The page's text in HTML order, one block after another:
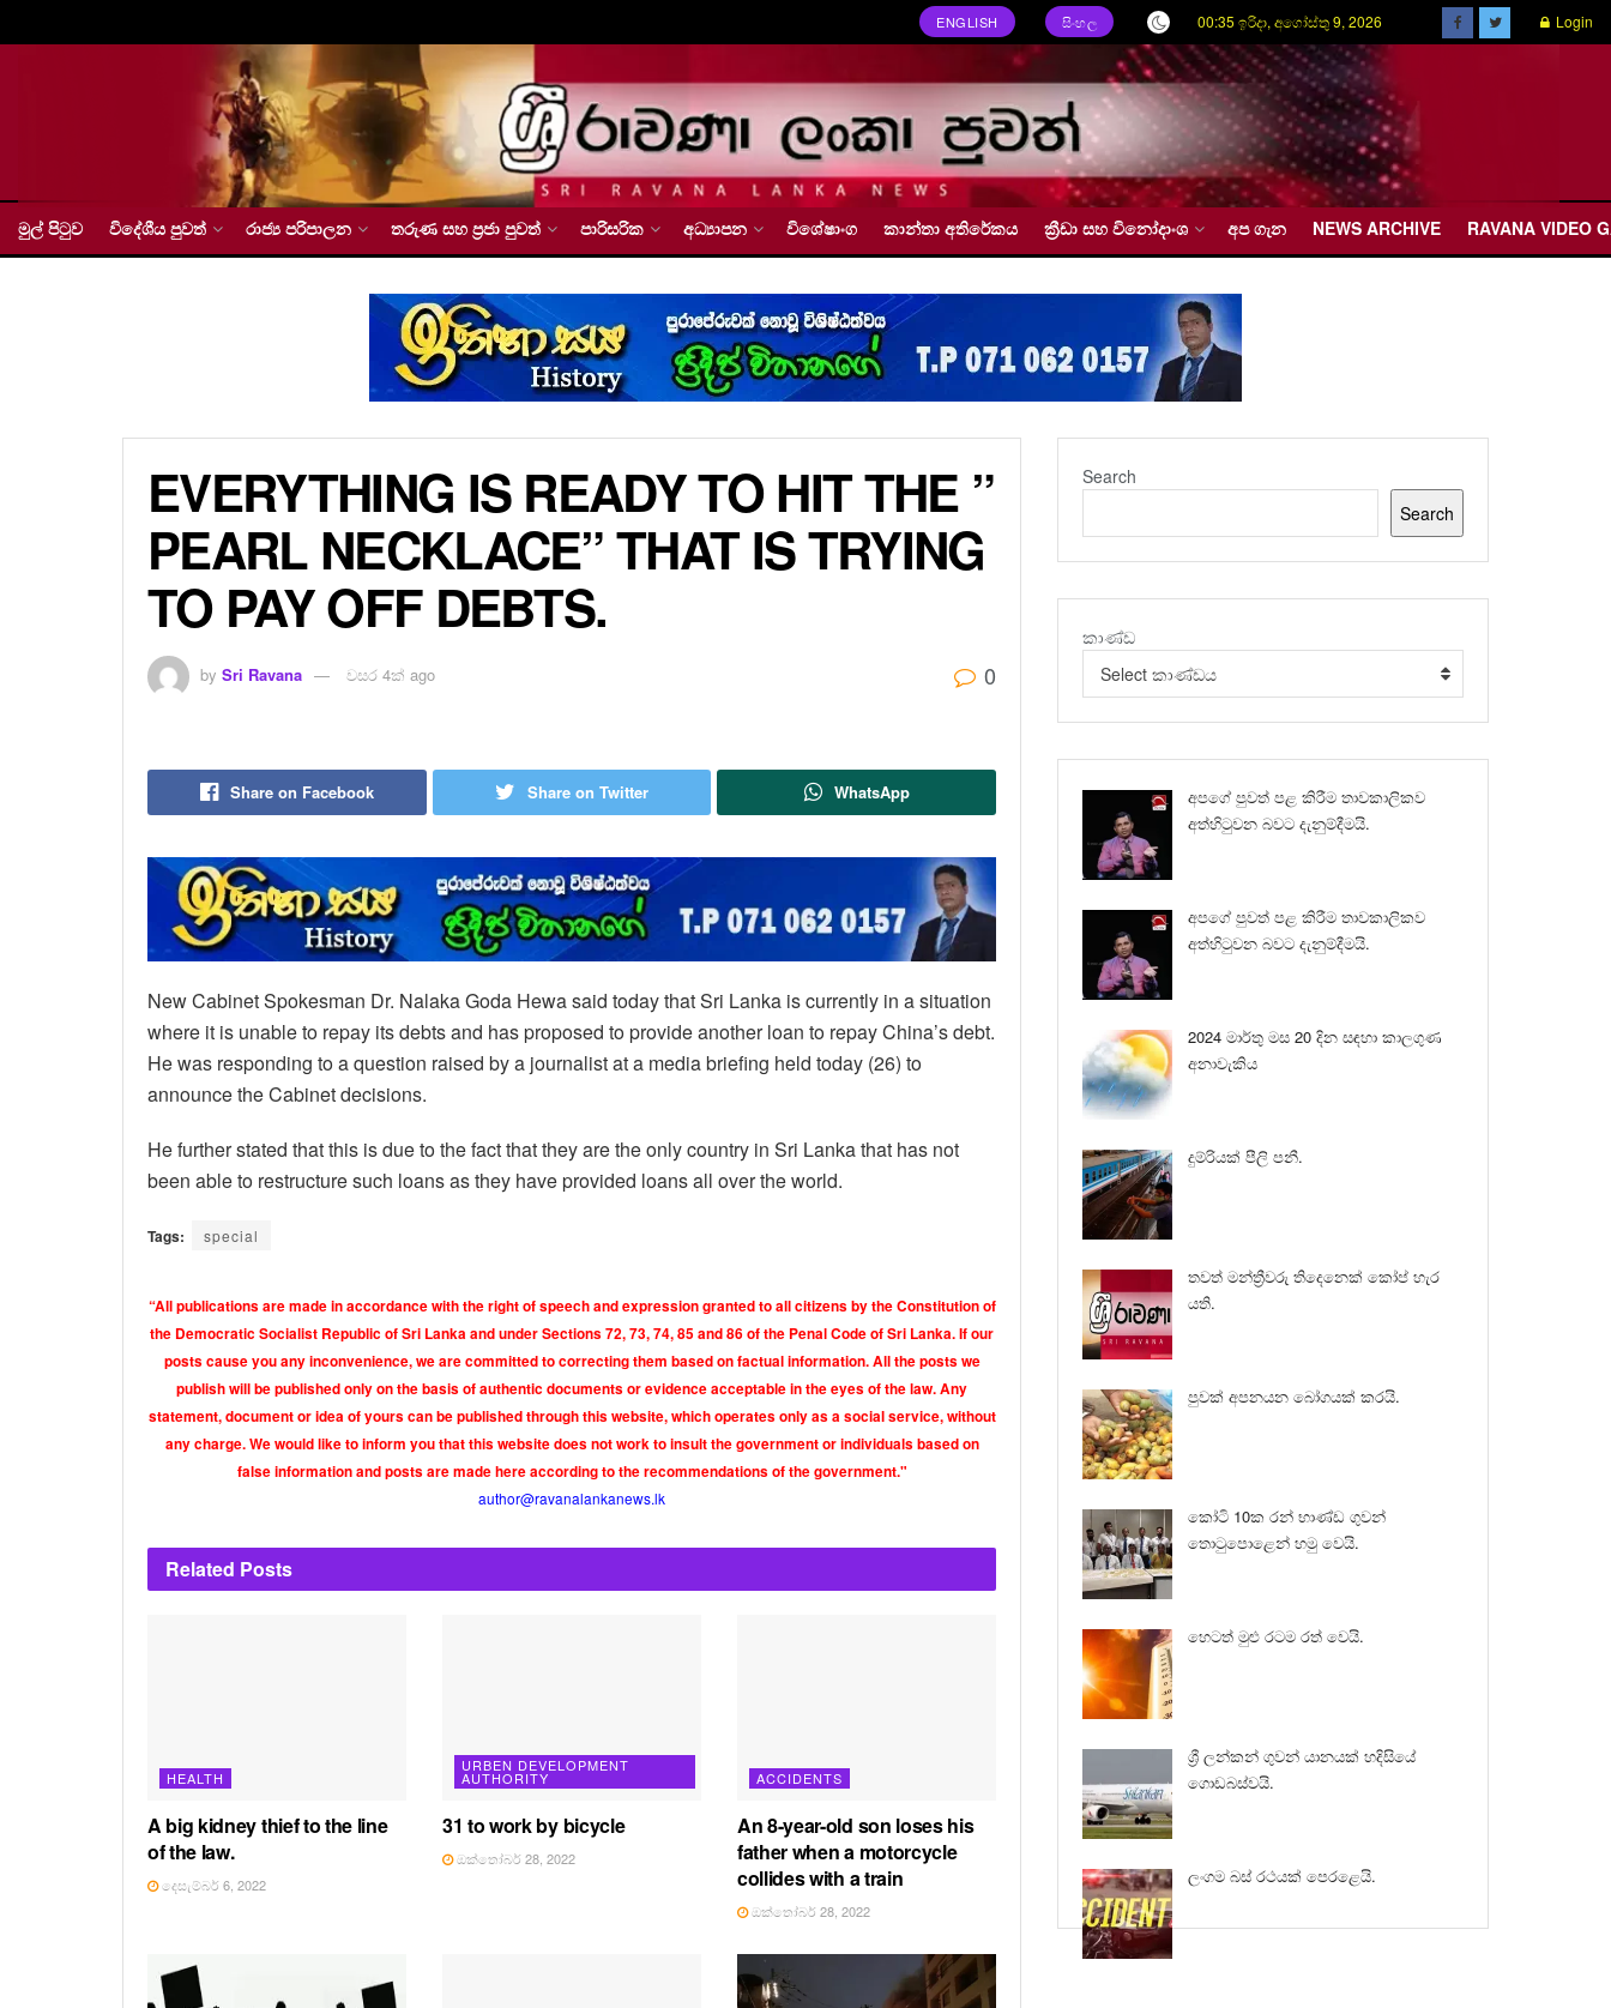
ENGLISH සිංහල 00:35 ඉරිදා, අගෝස්තු 9, 2026 Login
මුල් පිටුව විදේශීය පුවත් රාජ්‍ය පරිපාලන තරුණ සහ ප්‍රජා පුවත් පාරිසරික අධ්‍යාපන විශේෂාංග කාන්තා අතිරේකය ක්‍රීඩා සහ විනෝදාංශ අප ගැන NEWS ARCHIVE RAVANA VIDEO
EVERYTHING IS READY TO HIT THE ”
PEARL NECKLACE” THAT IS TRYING
TO PAY OFF DEBTS.
by Sri Ravana වසර 4ක් ago 0
Share on Facebook Share on Twitter WhatsApp
New Cabinet Spokesman Dr. Nalaka Goda Hewa said today that Sri Lanka is currently in a situation
where it is unable to repay its debts and has proposed to provide another loan to repay China’s debt.
He was responding to a question raised by a journalist at a media briefing held today (26) to
announce the Cabinet decisions.
He further stated that this is due to the fact that they are the only country in Sri Lanka that has not
been able to restructure such loans as they have provided loans all over the world.
Tags: special
“All publications are made in accordance with the right of speech and expression granted to all citizens by the Constitution of
the Democratic Socialist Republic of Sri Lanka and under Sections 72, 73, 74, 85 and 86 of the Penal Code of Sri Lanka. If our
posts cause you any inconvenience, we are committed to correcting them based on factual information. All the posts we
publish will be published only on the basis of authentic documents or evidence acceptable in the eyes of the law. Any
statement, document or idea of yours can be published through this website, which operates only as a social service, without
any charge. We would like to inform you that this website does not work to insult the government or individuals based on
false information and posts are made here according to the recommendations of the government."
author@ravanalankanews.lk
Related Posts
HEALTH
A big kidney thief to the line
of the law.
දෙසැම්බර් 6, 2022
URBEN DEVELOPMENT
AUTHORITY
31 to work by bicycle
ඔක්තෝබර් 28, 2022
ACCIDENTS
An 8-year-old son loses his
father when a motorcycle
collides with a train
ඔක්තෝබර් 28, 2022
Search
Search
කාණ්ඩ
Select කාණ්ඩය
අපගේ පුවත් පළ කිරීම තාවකාලිකව
අත්හිටුවන බවට දැනුම්දීමයි.
අපගේ පුවත් පළ කිරීම තාවකාලිකව
අත්හිටුවන බවට දැනුම්දීමයි.
2024 මාර්තු මස 20 දින සඳහා කාලගුණ
අනාවැකිය
දුම්රියක් පීලි පනී.
තවත් මන්ත්‍රීවරු තිදෙනෙක් කෝප් හැර
යති.
පුවක් අපනයන බෝගයක් කරයි.
කෝටි 10ක රන් භාණ්ඩ ගුවන්
තොටුපොළෙන් හමු වෙයි.
හෙටත් මුළු රටම රත් වෙයි.
ශ්‍රී ලන්කන් ගුවන් යානයක් හදිසියේ
ගොඩබස්වයි.
ලංගම බස් රථයක් පෙරළෙයි.